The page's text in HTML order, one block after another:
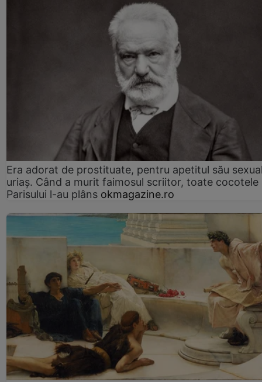
Era adorat de prostituate, pentru apetitul său
uriaș. Când a murit faimosul scriitor, toate cocotele
Parisului l-au plâns okmagazine.ro